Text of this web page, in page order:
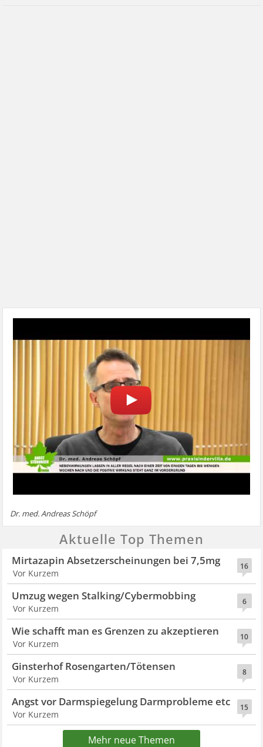
Dr. med. Andreas Schöpf
Aktuelle Top Themen
16
Mirtazapin Absetzerscheinungen bei 7,5mg
Vor Kurzem
6
Umzug wegen Stalking/Cybermobbing
Vor Kurzem
10
Wie schafft man es Grenzen zu akzeptieren
Vor Kurzem
8
Ginsterhof Rosengarten/Tötensen
Vor Kurzem
15
Angst vor Darmspiegelung Darmprobleme etc
Vor Kurzem
Mehr neue Themen